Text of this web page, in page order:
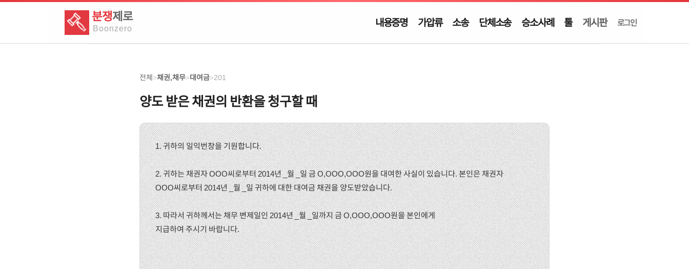
분쟁제로
Boonzero 내용증명 가압류 소송 단체소송 승소사례 툴 게시판 로그인
전체>채권,채무>대여금>201
양도 받은 채권의 반환을 청구할 때
1. 귀하의 일익번창을 기원합니다.
2. 귀하는 채권자 OOO씨로부터 2014년 _월 _일 금 O,OOO,OOO원을 대여한 사실이 있습니다. 본인은 채권자
OOO씨로부터 2014년 _월 _일 귀하에 대한 대여금 채권을 양도받았습니다.
3. 따라서 귀하께서는 채무 변제일인 2014년 _월 _일까지 금 O,OOO,OOO원을 본인에게
지급하여 주시기 바랍니다.